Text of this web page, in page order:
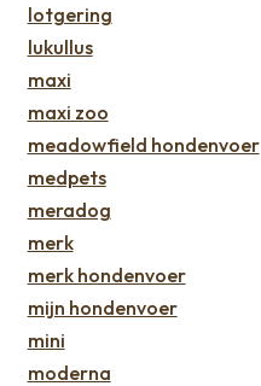
lotgering
lukullus
maxi
maxi zoo
meadowfield hondenvoer
medpets
meradog
merk
merk hondenvoer
mijn hondenvoer
mini
moderna